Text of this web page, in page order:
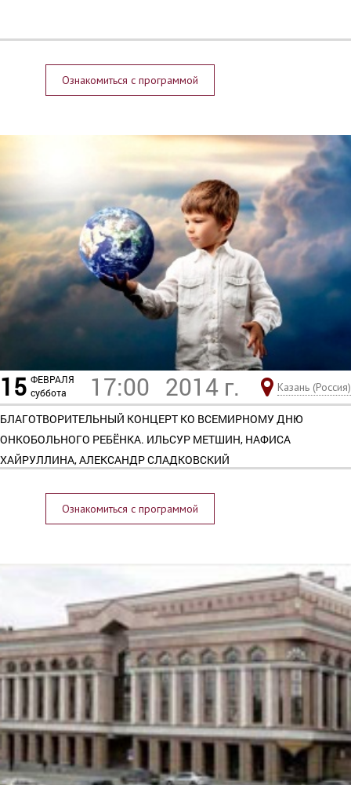
Ознакомиться с программой
15 ФЕВРАЛЯ
суббота
17:00 2014 г. Казань (Россия)
БЛАГОТВОРИТЕЛЬНЫЙ КОНЦЕРТ КО ВСЕМИРНОМУ ДНЮ
ОНКОБОЛЬНОГО РЕБЁНКА. ИЛЬСУР МЕТШИН, НАФИСА
ХАЙРУЛЛИНА, АЛЕКСАНДР СЛАДКОВСКИЙ
Ознакомиться с программой